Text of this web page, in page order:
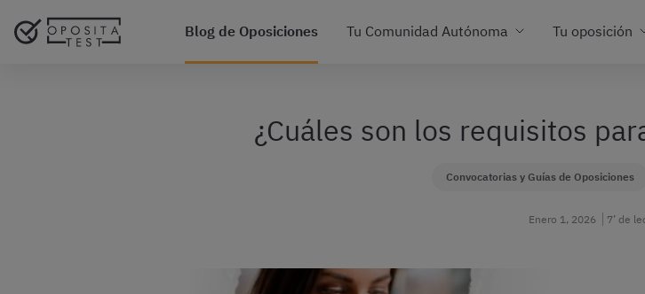
Blog de Oposiciones Tu Comunidad Autónoma Tu oposición
¿Cuáles son los requisitos
Convocatorias y Guías de Oposiciones
Enero 1, 2026 7’ de